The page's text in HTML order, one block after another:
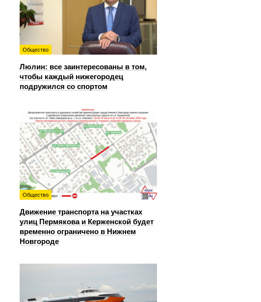
Общество
Люлин: все заинтересованы в том,
чтобы каждый нижегородец
подружился со спортом
Общество
Движение транспорта на участках
улиц Пермякова и Керженской будет
временно ограничено в Нижнем
Новгороде